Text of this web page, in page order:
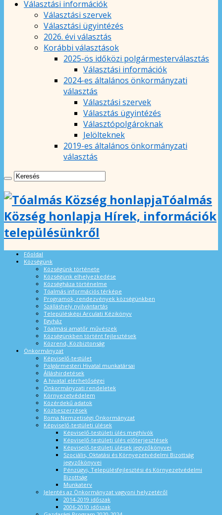
Választási információk
Választási szervek
Választási ügyintézés
2026. évi választás
Korábbi választások
2025-ös időközi polgármesterválasztás
Választási információk
2024-es általános önkormányzati
választás
Választási szervek
Választás ügyintézés
Választópolgároknak
Jelölteknek
2019-es általános önkormányzati
választás
Tóalmás
Község honlapja Hírek, információk
településünkről
Főoldal
Községünk
Községünk története
Községünk elhelyezkedése
Községháza történelme
Tóalmás információs térképe
Programok, rendezvények községünkben
Szálláshely nyilvántartás
Településképi Arculati Kézikönyv
Egyház
Tóalmási amatőr művészek
Községünkben történt fejlesztések
Közrend, Közbiztonság
Önkormányzat
Képviselő-testület
Polgármesteri Hivatal munkatársai
Álláshirdetések
A hivatal elérhetőségei
Önkormányzati rendeletek
Környezetvédelem
Közérdekű adatok
Közbeszerzések
Roma Nemzetiségi Önkormányzat
Képviselő-testületi ülések
Képviselő-testületi ülés meghívók
Képviselő-testületi ülés előterjesztések
Képviselő-testületi ülések jegyzőkönyvei
Szociális, Oktatási és Környezetvédelmi Bizottság
jegyzőkönyvei
Pénzügyi, Településfejlesztési és Környezetvédelmi
Bizottság
Munkaterv
Jelentés az Önkormányzat vagyoni helyzetéről
2014-2019 időszak
2006-2010 időszak